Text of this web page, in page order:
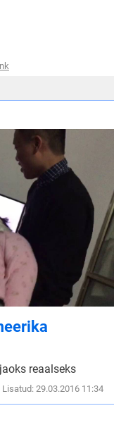
reaalseks
29.03.2016 11:34